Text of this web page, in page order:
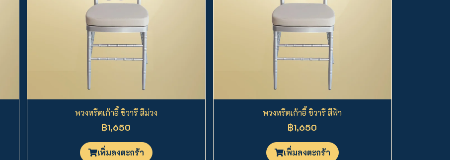
พวงหรีดเก้าอี้ ชิวารี สีม่วง
฿1,650
เพิ่มลงตะกร้า
พวงหรีดเก้าอี้ ชิวารี สีฟ้า
฿1,650
เพิ่มลงตะกร้า